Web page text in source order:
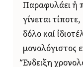
Παραφυλάει ἡ
γίνεται
δόλο καί
μονολόγιστος
Ἔνδειξη